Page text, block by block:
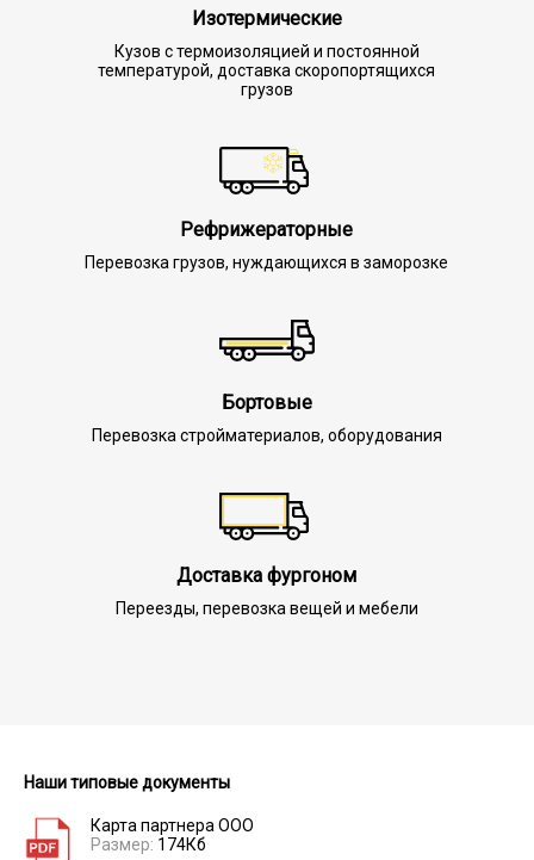
Изотермические
Кузов с термоизоляцией и постоянной
температурой, доставка скоропортящихся
грузов
Рефрижераторные
Перевозка грузов, нуждающихся в заморозке
Бортовые
Перевозка стройматериалов, оборудования
Доставка фургоном
Переезды, перевозка вещей и мебели
Наши типовые документы
Карта партнера ООО
Размер: 174Кб